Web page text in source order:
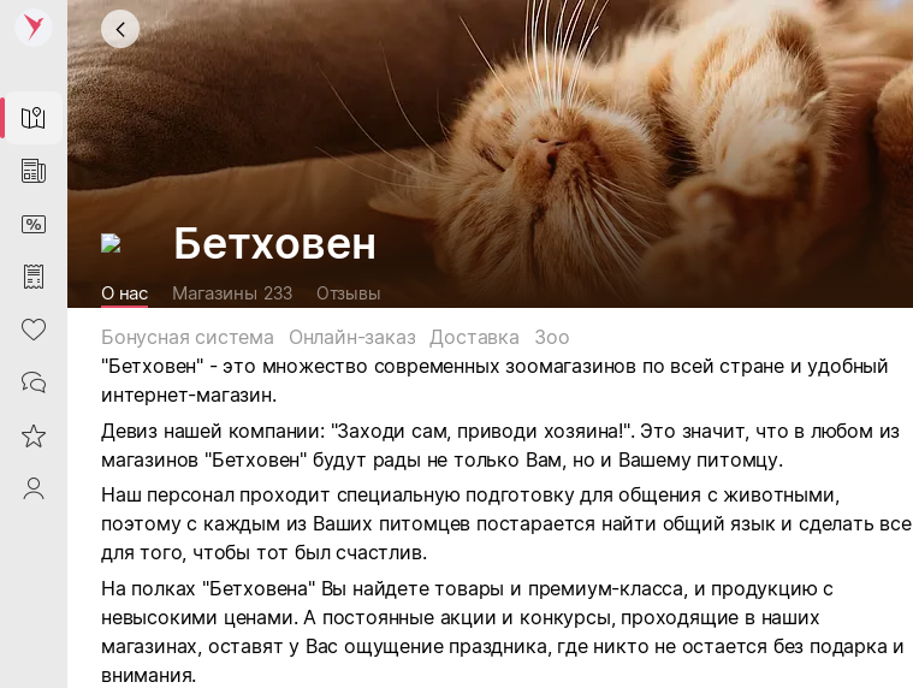
Map
News
DiscountCard
Purchases
Heart
Contacts
Reviews
ProfileSaby
Бетховен
О нас Магазины 233 Отзывы
Бонусная система Онлайн-заказ Доставка
Зоо
"Бетховен" - это множество современных зоомагазинов по всей стране и удобный
интернет-магазин.
Девиз нашей компании: "Заходи сам, приводи хозяина!". Это значит, что в любом из
магазинов "Бетховен" будут рады не только Вам, но и Вашему питомцу.
Наш персонал проходит специальную подготовку для общения с животными,
поэтому с каждым из Ваших питомцев постарается найти общий язык и сделать все
для того, чтобы тот был счастлив.
На полках "Бетховена" Вы найдете товары и премиум-класса, и продукцию с
невысокими ценами. А постоянные акции и конкурсы, проходящие в наших
магазинах, оставят у Вас ощущение праздника, где никто не остается без подарка и
внимания.